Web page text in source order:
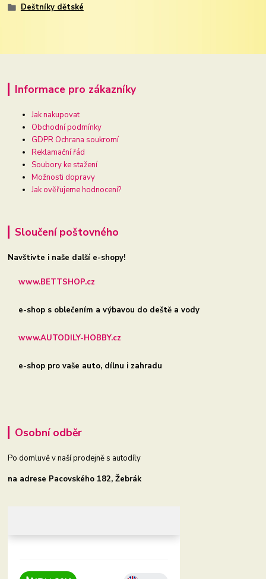
Deštníky dětské
Informace pro zákazníky
Jak nakupovat
Obchodní podmínky
GDPR Ochrana soukromí
Reklamační řád
Soubory ke stažení
Možnosti dopravy
Jak ověřujeme hodnocení?
Sloučení poštovného
Navštivte i naše další e-shopy!
www.BETTSHOP.cz
e-shop s oblečením a výbavou do deště a vody
www.AUTODILY-HOBBY.cz
e-shop pro vaše auto, dílnu i zahradu
Osobní odběr
Po domluvě v naší prodejně s autodíly
na adrese Pacovského 182, Žebrák